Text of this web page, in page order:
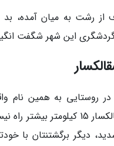
از رشت به میان آمده،
این شهر شگفت انگیز
در روستایی به همین نام
رشت تا سقالکسار 15 کیلومتر
دیگر برگشتنتان با